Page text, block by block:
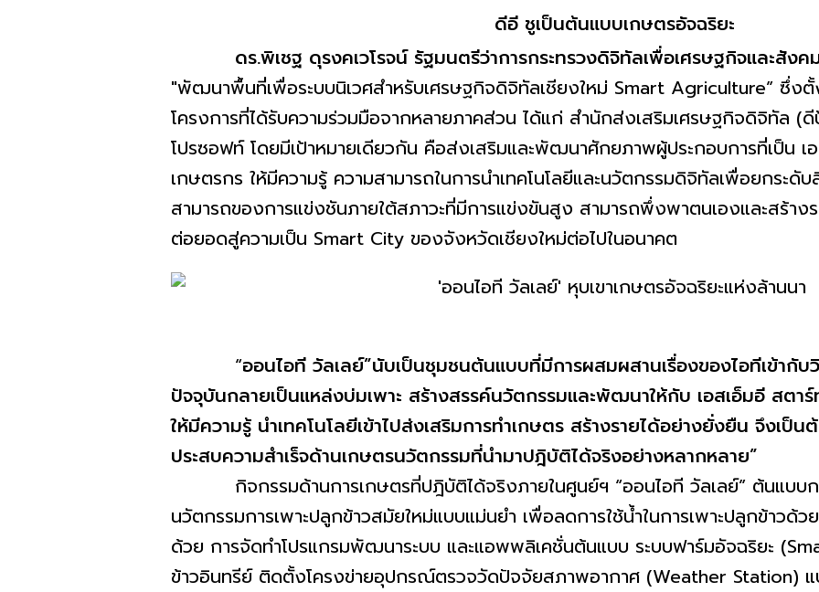
ดีอี ชูเป็นต้นแบบเกษตรอัจฉริยะ
ดร.พิเชฐ ดุรงคเวโรจน์ รัฐมนตรีว่าการกระทรวงดิจิทัลเพื่อเศรษฐกิจและสังค
"พัฒนาพื้นที่เพื่อระบบนิเวศสำหรับเศรษฐกิจดิจิทัลเชียงใหม่ Smart Agriculture” ซึ่งตั้ง
โครงการที่ได้รับความร่วมมือจากหลายภาคส่วน ได้แก่ สำนักส่งเสริมเศรษฐกิจดิจิทัล (
โปรซอฟท์ โดยมีเป้าหมายเดียวกัน คือส่งเสริมและพัฒนาศักยภาพผู้ประกอบการที่เป็น เ
เกษตรกร ให้มีความรู้ ความสามารถในการนำเทคโนโลยีและนวัตกรรมดิจิทัลเพื่อยกระดั
สามารถของการแข่งชันภายใต้สภาวะที่มีการแข่งขันสูง สามารถพึ่งพาตนเองและสร้าง
ต่อยอดสู่ความเป็น Smart City ของจังหวัดเชียงใหม่ต่อไปในอนาคต
“ออนไอที วัลเลย์”นับเป็นชุมชนต้นแบบที่มีการผสมผสานเรื่องของไอทีเข้ากั
ปัจจุบันกลายเป็นแหล่งบ่มเพาะ สร้างสรรค์นวัตกรรมและพัฒนาให้กับ เอสเอ็มอี สตา
ให้มีความรู้ นำเทคโนโลยีเข้าไปส่งเสริมการทำเกษตร สร้างรายได้อย่างยั่งยืน จึงเป็
ประสบความสำเร็จด้านเกษตรนวัตกรรมที่นำมาปฎิบัติได้จริงอย่างหลากหลาย”
กิจกรรมด้านการเกษตรที่ปฎิบัติได้จริงภายในศูนย์ฯ “ออนไอที วัลเลย์” ต้นแบบก
นวัตกรรมการเพาะปลูกข้าวสมัยใหม่แบบแม่นยำ เพื่อลดการใช้น้ำในการเพาะปลูกข้าวด้
ด้วย การจัดทำโปรแกรมพัฒนาระบบ และแอพพลิเคชั่นต้นแบบ ระบบฟาร์มอัจฉริยะ
ข้าวอินทรีย์ ติดตั้งโครงข่ายอุปกรณ์ตรวจวัดปัจจัยสภาพอากาศ (Weather Station)